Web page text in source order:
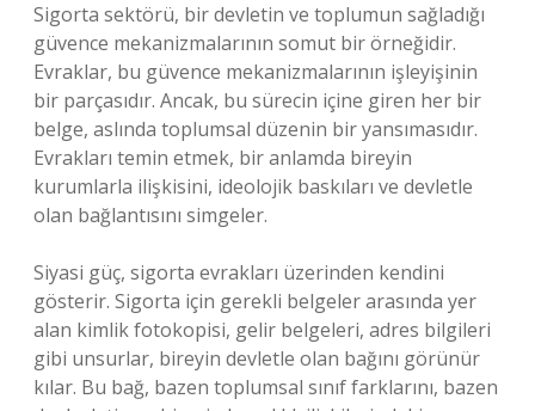
Sigorta sektörü, bir devletin ve toplumun sağladığı
güvence mekanizmalarının somut bir örneğidir.
Evraklar, bu güvence mekanizmalarının işleyişinin
bir parçasıdır. Ancak, bu sürecin içine giren her bir
belge, aslında toplumsal düzenin bir yansımasıdır.
Evrakları temin etmek, bir anlamda bireyin
kurumlarla ilişkisini, ideolojik baskıları ve devletle
olan bağlantısını simgeler.
Siyasi güç, sigorta evrakları üzerinden kendini
gösterir. Sigorta için gerekli belgeler arasında yer
alan kimlik fotokopisi, gelir belgeleri, adres bilgileri
gibi unsurlar, bireyin devletle olan bağını görünür
kılar. Bu bağ, bazen toplumsal sınıf farklarını, bazen